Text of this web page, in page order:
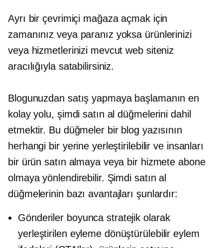
Ayrı bir çevrimiçi mağaza açmak için
zamanınız veya paranız yoksa ürünlerinizi
veya hizmetlerinizi mevcut web siteniz
aracılığıyla satabilirsiniz.
Blogunuzdan satış yapmaya başlamanın en
kolay yolu, şimdi satın al düğmelerini dahil
etmektir. Bu düğmeler bir blog yazısının
herhangi bir yerine yerleştirilebilir ve insanları
bir ürün satın almaya veya bir hizmete abone
olmaya yönlendirebilir. Şimdi satın al
düğmelerinin bazı avantajları şunlardır:
Gönderiler boyunca stratejik olarak
yerleştirilen eyleme dönüştürülebilir eylem